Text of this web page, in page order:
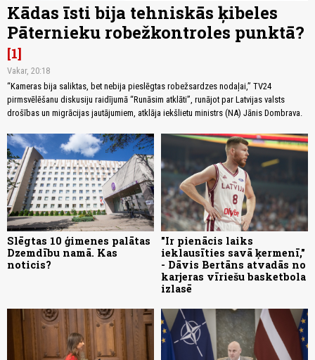
Kādas īsti bija tehniskās ķibeles
Pāternieku robežkontroles punktā?
1
Vakar, 20:18
“Kameras bija saliktas, bet nebija pieslēgtas robežsardzes nodaļai,” TV24
pirmsvēlēšanu diskusiju raidījumā “Runāsim atklāti”, runājot par Latvijas valsts
drošības un migrācijas jautājumiem, atklāja iekšlietu ministrs (NA) Jānis Dombrava.
Slēgtas 10 ģimenes palātas
Dzemdību namā. Kas
noticis?
"Ir pienācis laiks
ieklausīties savā ķermenī,"
- Dāvis Bertāns atvadās no
karjeras vīriešu basketbola
izlasē